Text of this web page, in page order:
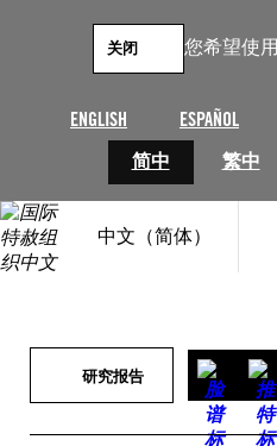
您希望使
ENGLISH ESPAÑOL
简中
繁中
关闭
中文（简体）
研究报告